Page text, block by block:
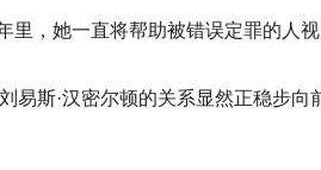
，她一直将帮助被错误定罪的人
易斯·汉密尔顿的关系显然正稳步